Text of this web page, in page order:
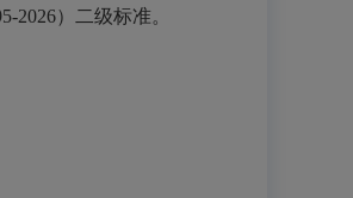
）二级标准。